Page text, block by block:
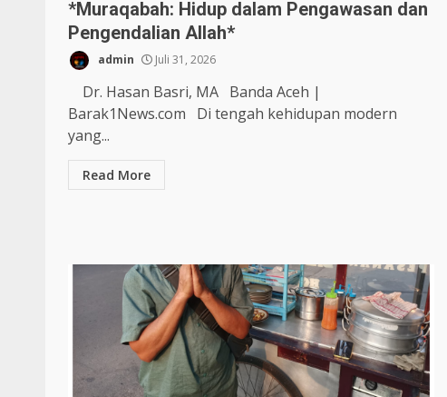
*Muraqabah: Hidup dalam Pengawasan dan
Pengendalian Allah*
admin Juli 31, 2026
Dr. Hasan Basri, MA Banda Aceh |
Barak1News.com Di tengah kehidupan modern
yang...
Read More